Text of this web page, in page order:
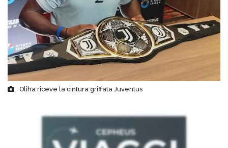
Oliha riceve la cintura griffata Juventus